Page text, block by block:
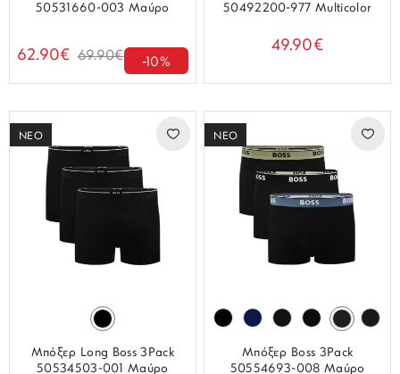
50531660-003 Μαύρο
62.90€ 69.90€ -10%
50492200-977 Multicolor
49.90€
ΝΕΟ
Μπόξερ Long Boss 3Pack
50534503-001 Μαύρο
ΝΕΟ
Μπόξερ Boss 3Pack
50554693-008 Μαύρο